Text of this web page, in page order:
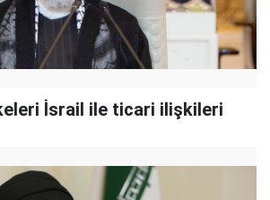
İsrail ile ticari ilişkileri